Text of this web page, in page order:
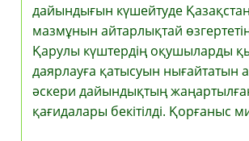
дайындығын күшейтуде
мазмұнын айтарлықтай
Қарулы күштердің оқушыларды
даярлауға қатысуын нығайтатын
әскери дайындықтың
қағидалары бекітілді. Қорғаныс